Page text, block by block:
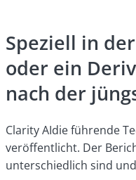
Speziell in
oder ein
nach der
Clarity AIdie führende
veröffentlicht. Der
unterschiedlich sind